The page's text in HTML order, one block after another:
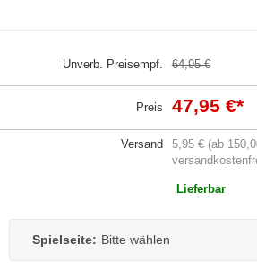
Unverb. Preisempf. 64,95 €
Preis 47,95 €*
Versand
5,95 € (ab
Lieferbar
Spielseite: Bitte wählen